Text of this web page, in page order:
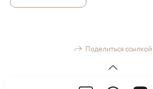
Поделиться ссылкой